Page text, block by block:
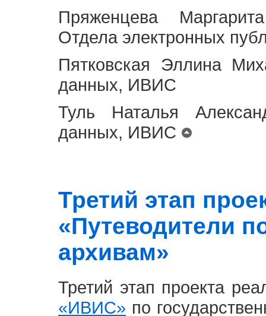
Пряженцева
Отдела электронных
Пятковская Эллина
данных, ИВИС
Туль Наталья
данных, ИВИС
Третий этап
«Путеводители
архивам»
Третий этап проекта
«ИВИС» по